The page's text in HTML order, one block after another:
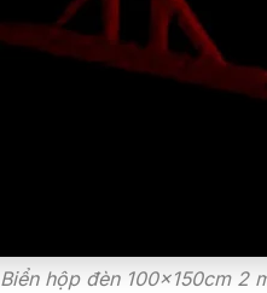
Biển hộp đèn 100x150cm 2